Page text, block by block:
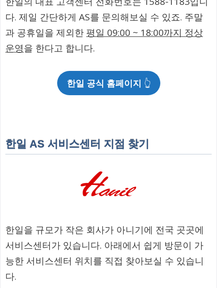
다. 제일 간단하게 AS를 문의해보실 수 있죠. 주말
과 공휴일을 제외한 평일 09:00 ~ 18:00까지 정상
운영을 한다고 합니다.
한일 공식 홈페이지 👆
한일 AS 서비스센터 지점 찾기
한일을 규모가 작은 회사가 아니기에 전국 곳곳에
서비스센터가 있습니다. 아래에서 쉽게 방문이 가
능한 서비스센터 위치를 직접 찾아보실 수 있습니
다.